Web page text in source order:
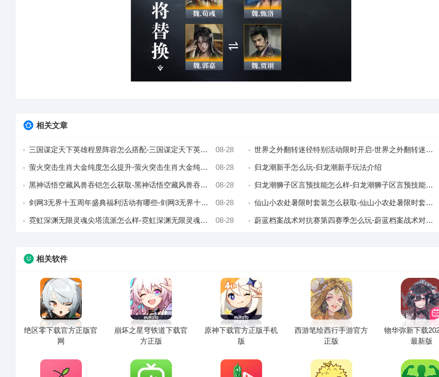
相关文章
三国谋定天下英雄程昱阵容怎么搭配-三国谋定天下英雄程昱阵容介绍 08-28 世界之外翻转迷径特别活动限时开启-世界之外翻转迷径特别活动限时开启时间分享
萤火突击生肖大金纯度怎么提升-萤火突击生肖大金纯度提升攻略 08-28 归龙潮新手怎么玩-归龙潮新手玩法介绍
黑神话悟空藏风兽吞铠怎么获取-黑神话悟空藏风兽吞铠获取方法 08-28 归龙潮狮子区言预技能怎么样-归龙潮狮子区言预技能介绍
剑网3无界十五周年盛典福利活动有哪些-剑网3无界十五周年盛典福利活动介绍 08-28 仙山小农处暑限时套装怎么获取-仙山小农处暑限时套装获取介绍
霓虹深渊无限灵魂尖塔流派怎么样-霓虹深渊无限灵魂尖塔流派介绍 08-28 蔚蓝档案战术对抗赛第四赛季怎么玩-蔚蓝档案战术对抗赛第四赛季即将开启
相关软件
绝区零下载官方正版官
网
崩坏之星穹铁道下载官
方正版
原神下载官方正版手机
版
西游笔绘西行手游官方
正版
物华弥新下载
最新版